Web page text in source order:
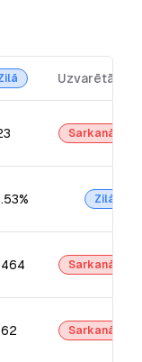
Uzvarētājs
Sarkanā
Zilā
Sarkanā
Sarkanā